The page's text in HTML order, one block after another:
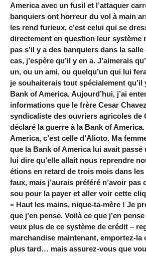
America avec un fusil et l’attaquer
banquiers ont horreur du vol à main
les rend furieux, c’est celui qui se
directement en question leur système
pas s’il y a des banquiers dans la
cas, j’espère qu’il y en a. J’aimerais
un, ou un ami, ou quelqu’un qui lui
je souhaiterais tout spécialement qu’il
Bank of America. Aujourd’hui, j’ai
informations que le frère Cesar
syndicaliste des ouvriers agricoles de
déclaré la guerre à la Bank of
America, c’est celle d’Alioto. Ma
que la Bank of America lui avait
lui dire qu’elle allait nous reprendre
étions en retard de trois mois dans les
faux, mais j’aurais préféré n’avoir pas
sou pour la payer et aller voir cette
« Haut les mains, nique-ta-mère ! Je
que j’en pense. Voilà ce que j’en
veux plus de ce système de crédit –
marchandise maintenant, emportez-la
plus tard… mais assurez-vous que